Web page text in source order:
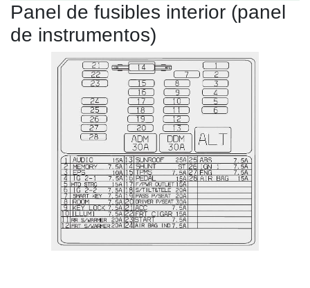
Panel de fusibles interior (panel
de instrumentos)